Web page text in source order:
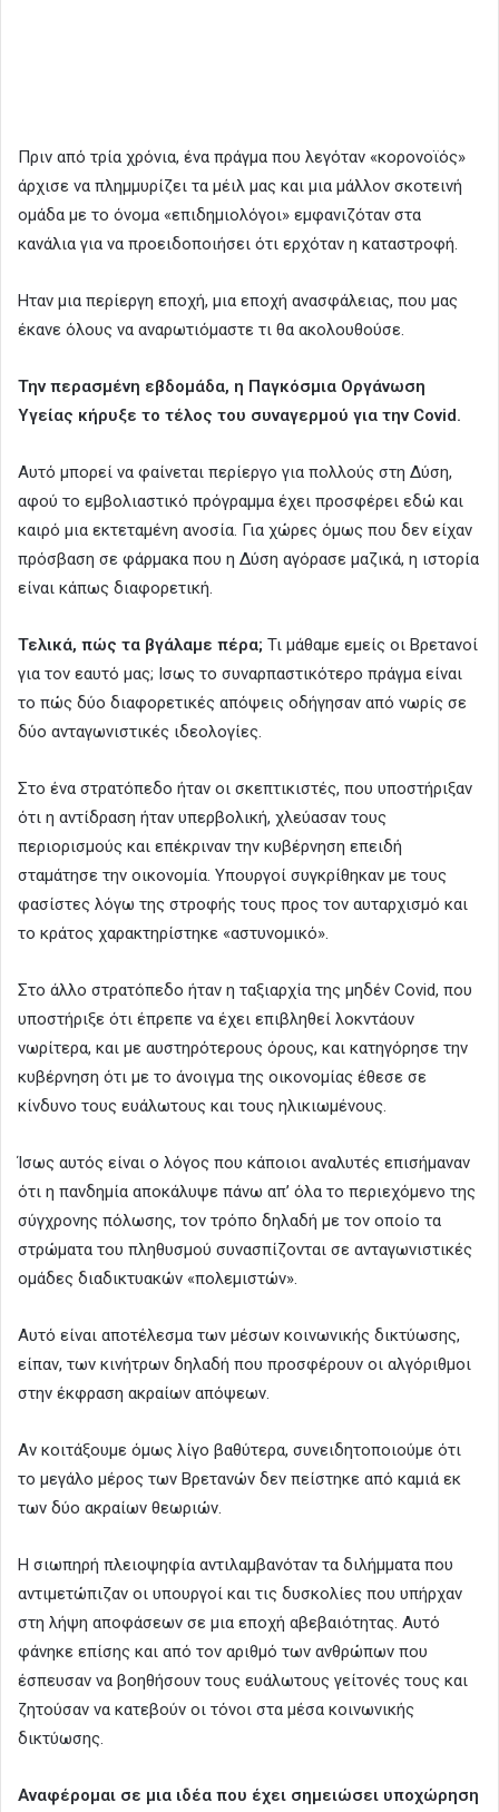
Πριν από τρία χρόνια, ένα πράγμα που λεγόταν «κορονοϊός»
άρχισε να πλημμυρίζει τα μέιλ μας και μια μάλλον σκοτεινή
ομάδα με το όνομα «επιδημιολόγοι» εμφανιζόταν στα
κανάλια για να προειδοποιήσει ότι ερχόταν η καταστροφή.
Ηταν μια περίεργη εποχή, μια εποχή ανασφάλειας, που μας
έκανε όλους να αναρωτιόμαστε τι θα ακολουθούσε.
Την περασμένη εβδομάδα, η Παγκόσμια Οργάνωση
Υγείας κήρυξε το τέλος του συναγερμού για την Covid.
Αυτό μπορεί να φαίνεται περίεργο για πολλούς στη Δύση,
αφού το εμβολιαστικό πρόγραμμα έχει προσφέρει εδώ και
καιρό μια εκτεταμένη ανοσία. Για χώρες όμως που δεν είχαν
πρόσβαση σε φάρμακα που η Δύση αγόρασε μαζικά, η ιστορία
είναι κάπως διαφορετική.
Τελικά, πώς τα βγάλαμε πέρα; Τι μάθαμε εμείς οι Βρετανοί
για τον εαυτό μας; Ισως το συναρπαστικότερο πράγμα είναι
το πώς δύο διαφορετικές απόψεις οδήγησαν από νωρίς σε
δύο ανταγωνιστικές ιδεολογίες.
Στο ένα στρατόπεδο ήταν οι σκεπτικιστές, που υποστήριξαν
ότι η αντίδραση ήταν υπερβολική, χλεύασαν τους
περιορισμούς και επέκριναν την κυβέρνηση επειδή
σταμάτησε την οικονομία. Υπουργοί συγκρίθηκαν με τους
φασίστες λόγω της στροφής τους προς τον αυταρχισμό και
το κράτος χαρακτηρίστηκε «αστυνομικό».
Στο άλλο στρατόπεδο ήταν η ταξιαρχία της μηδέν Covid, που
υποστήριξε ότι έπρεπε να έχει επιβληθεί λοκντάουν
νωρίτερα, και με αυστηρότερους όρους, και κατηγόρησε την
κυβέρνηση ότι με το άνοιγμα της οικονομίας έθεσε σε
κίνδυνο τους ευάλωτους και τους ηλικιωμένους.
Ίσως αυτός είναι ο λόγος που κάποιοι αναλυτές επισήμαναν
ότι η πανδημία αποκάλυψε πάνω απ’ όλα το περιεχόμενο της
σύγχρονης πόλωσης, τον τρόπο δηλαδή με τον οποίο τα
στρώματα του πληθυσμού συνασπίζονται σε ανταγωνιστικές
ομάδες διαδικτυακών «πολεμιστών».
Αυτό είναι αποτέλεσμα των μέσων κοινωνικής δικτύωσης,
είπαν, των κινήτρων δηλαδή που προσφέρουν οι αλγόριθμοι
στην έκφραση ακραίων απόψεων.
Αν κοιτάξουμε όμως λίγο βαθύτερα, συνειδητοποιούμε ότι
το μεγάλο μέρος των Βρετανών δεν πείστηκε από καμιά εκ
των δύο ακραίων θεωριών.
Η σιωπηρή πλειοψηφία αντιλαμβανόταν τα διλήμματα που
αντιμετώπιζαν οι υπουργοί και τις δυσκολίες που υπήρχαν
στη λήψη αποφάσεων σε μια εποχή αβεβαιότητας. Αυτό
φάνηκε επίσης και από τον αριθμό των ανθρώπων που
έσπευσαν να βοηθήσουν τους ευάλωτους γείτονές τους και
ζητούσαν να κατεβούν οι τόνοι στα μέσα κοινωνικής
δικτύωσης.
Αναφέρομαι σε μια ιδέα που έχει σημειώσει υποχώρηση